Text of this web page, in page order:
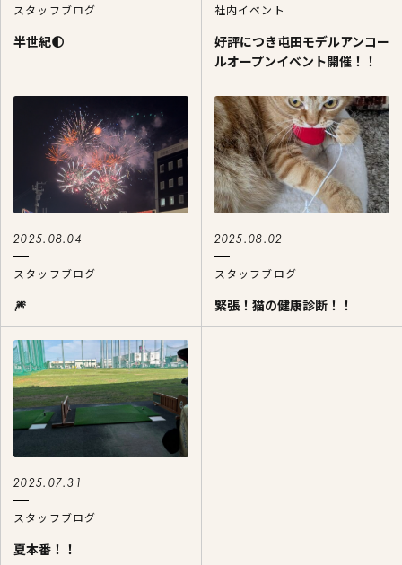
スタッフブログ
半世紀🌓
社内イベント
好評につき屯田モデルアンコー
ルオープンイベント開催！！
2025.08.04
スタッフブログ
🎆
2025.08.02
スタッフブログ
緊張！猫の健康診断！！
2025.07.31
スタッフブログ
夏本番！！